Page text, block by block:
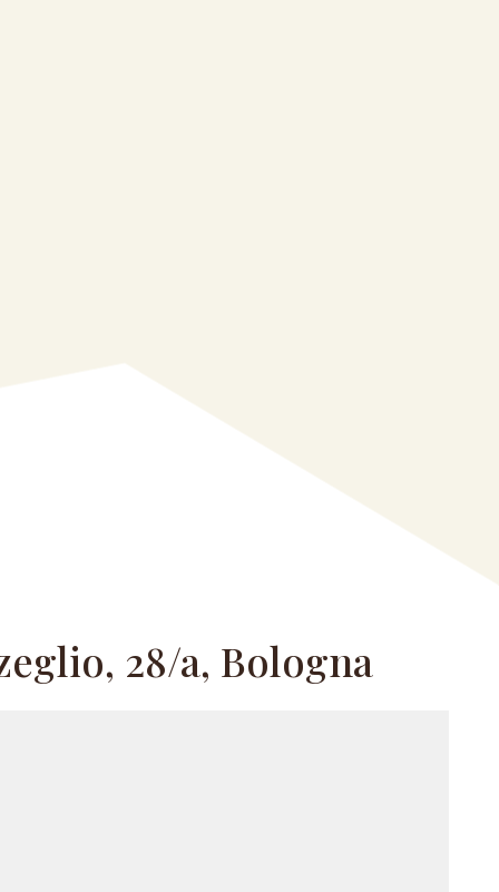
28/a, Bologna